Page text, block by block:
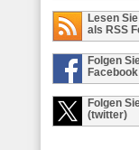
Lesen
als RSS
Folgen
Facebook
Folgen
(twitter)